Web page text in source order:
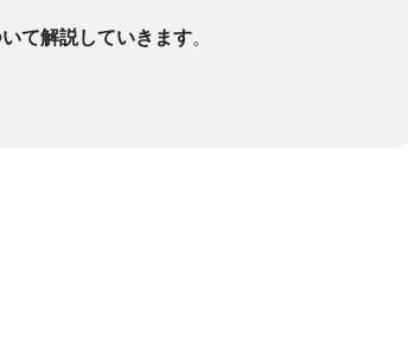
て解説していきます。